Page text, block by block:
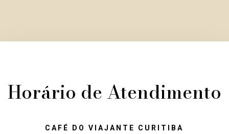
Horário de Atendimento
CAFÉ DO VIAJANTE CURITIBA